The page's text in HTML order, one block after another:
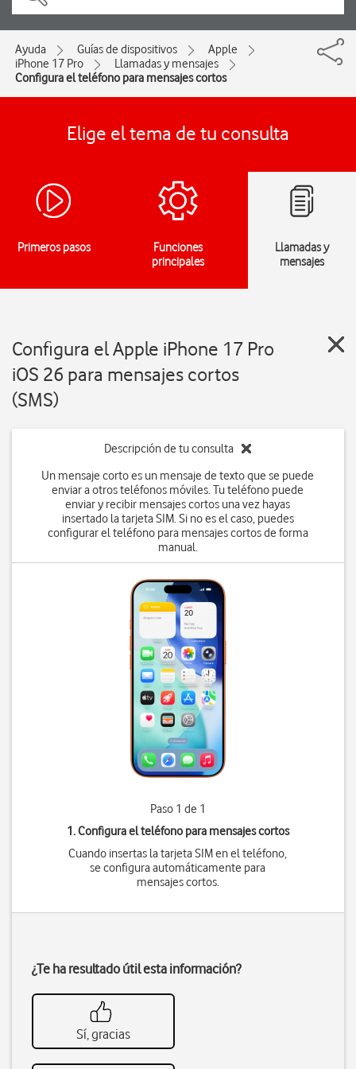
Ayuda Guías de dispositivos
Apple
iPhone 17 Pro
Llamadas y mensajes
Configura el teléfono para mensajes cortos
Elige el tema de tu consulta
Primeros pasos
Funciones
principales
Llamadas y
mensajes
Configura el Apple iPhone 17 Pro
iOS 26 para mensajes cortos
(SMS)
Descripción de tu consulta
Un mensaje corto es un mensaje de texto que se puede
enviar a otros teléfonos móviles. Tu teléfono puede
enviar y recibir mensajes cortos una vez hayas
insertado la tarjeta SIM. Si no es el caso, puedes
configurar el teléfono para mensajes cortos de forma
manual.
Paso 1 de 1
1. Configura el teléfono para mensajes cortos
Cuando insertas la tarjeta SIM en el teléfono,
se configura automáticamente para
mensajes cortos.
¿Te ha resultado útil esta información?
Sí, gracias